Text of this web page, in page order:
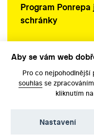
Program
schránky
Aby se vám web
Pro co nejpohodlnější
souhlas se
kliknutím
Nastavení